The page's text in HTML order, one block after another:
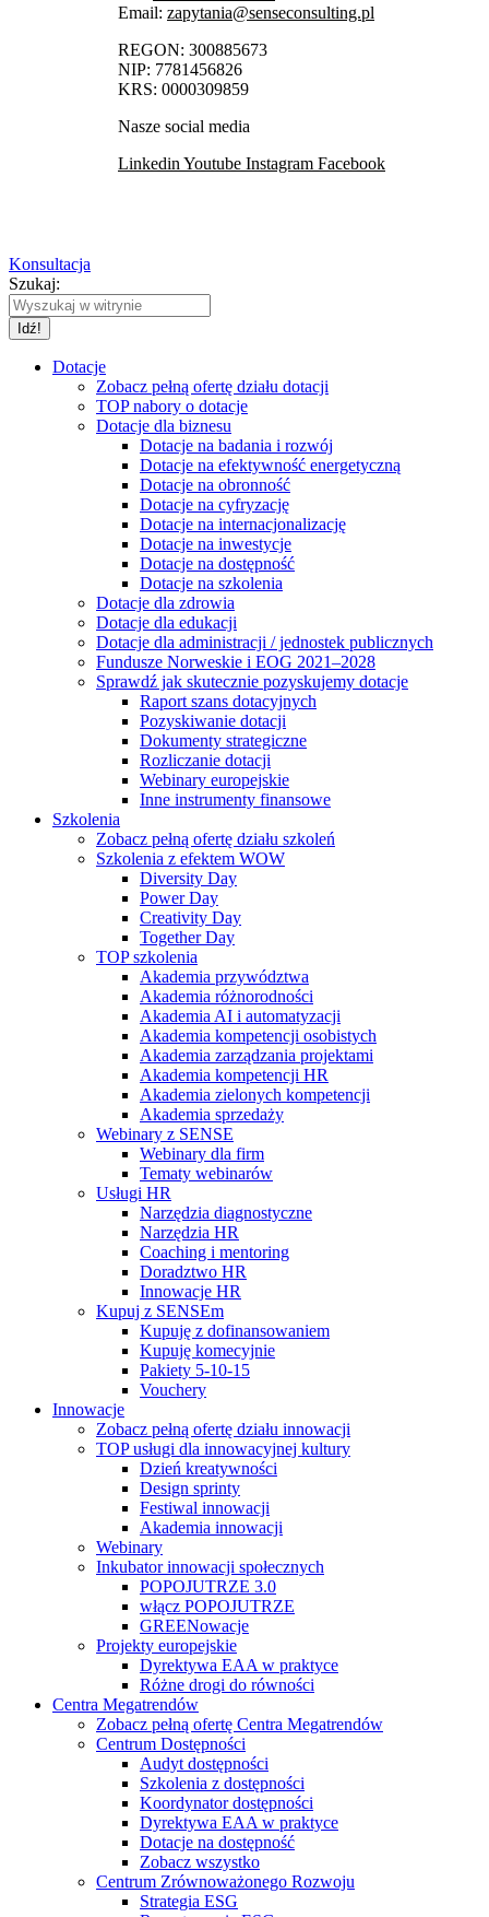
Email: zapytania@senseconsulting.pl
REGON: 300885673
NIP: 7781456826
KRS: 0000309859
Nasze social media
Linkedin Youtube Instagram Facebook
Konsultacja
Szukaj:
Dotacje
Zobacz pełną ofertę działu dotacji
TOP nabory o dotacje
Dotacje dla biznesu
Dotacje na badania i rozwój
Dotacje na efektywność energetyczną
Dotacje na obronność
Dotacje na cyfryzację
Dotacje na internacjonalizację
Dotacje na inwestycje
Dotacje na dostępność
Dotacje na szkolenia
Dotacje dla zdrowia
Dotacje dla edukacji
Dotacje dla administracji / jednostek publicznych
Fundusze Norweskie i EOG 2021–2028
Sprawdź jak skutecznie pozyskujemy dotacje
Raport szans dotacyjnych
Pozyskiwanie dotacji
Dokumenty strategiczne
Rozliczanie dotacji
Webinary europejskie
Inne instrumenty finansowe
Szkolenia
Zobacz pełną ofertę działu szkoleń
Szkolenia z efektem WOW
Diversity Day
Power Day
Creativity Day
Together Day
TOP szkolenia
Akademia przywództwa
Akademia różnorodności
Akademia AI i automatyzacji
Akademia kompetencji osobistych
Akademia zarządzania projektami
Akademia kompetencji HR
Akademia zielonych kompetencji
Akademia sprzedaży
Webinary z SENSE
Webinary dla firm
Tematy webinarów
Usługi HR
Narzędzia diagnostyczne
Narzędzia HR
Coaching i mentoring
Doradztwo HR
Innowacje HR
Kupuj z SENSEm
Kupuję z dofinansowaniem
Kupuję komecyjnie
Pakiety 5-10-15
Vouchery
Innowacje
Zobacz pełną ofertę działu innowacji
TOP usługi dla innowacyjnej kultury
Dzień kreatywności
Design sprinty
Festiwal innowacji
Akademia innowacji
Webinary
Inkubator innowacji społecznych
POPOJUTRZE 3.0
włącz POPOJUTRZE
GREENowacje
Projekty europejskie
Dyrektywa EAA w praktyce
Różne drogi do równości
Centra Megatrendów
Zobacz pełną ofertę Centra Megatrendów
Centrum Dostępności
Audyt dostępności
Szkolenia z dostępności
Koordynator dostępności
Dyrektywa EAA w praktyce
Dotacje na dostępność
Zobacz wszystko
Centrum Zrównoważonego Rozwoju
Strategia ESG